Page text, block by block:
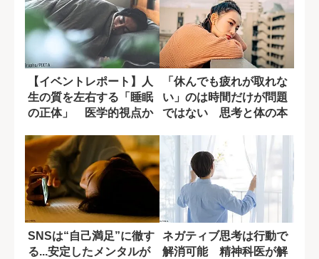
【イベントレポート】人
生の質を左右する「睡眠
の正体」 医学的視点か
「休んでも疲れが取れな
い」のは時間だけが問題
ではない 思考と体の本
SNSは“自己満足”に徹す
る...安定したメンタルが
ネガティブ思考は行動で
解消可能 精神科医が解